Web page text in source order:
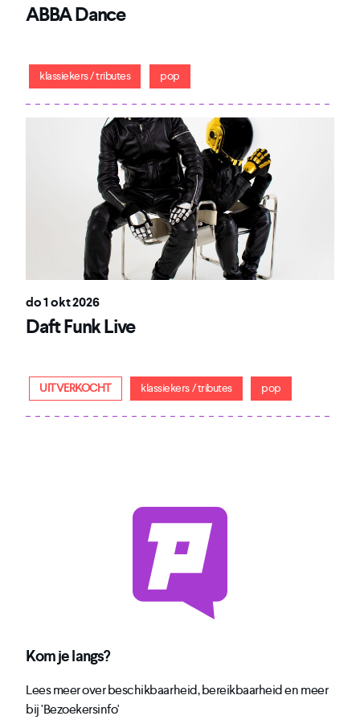
ABBA Dance
klassiekers / tributes pop
do 1 okt 2026
Daft Funk Live
UITVERKOCHT klassiekers / tributes pop
Kom je langs?
Lees meer over beschikbaarheid, bereikbaarheid en meer
bij 'Bezoekersinfo'